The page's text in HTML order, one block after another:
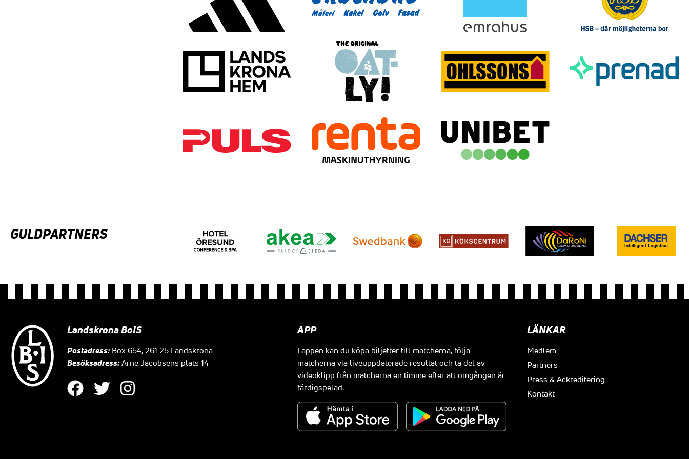
GULDPARTNERS
Landskrona BoIS
Postadress:Box 654, 261 25 Landskrona
Besöksadress:Arne Jacobsens plats 14
APP
I appen kan du köpa biljetter till matcherna, följa
matcherna via liveuppdaterade resultat och ta del av
videoklipp från matcherna en timme efter att omgången är
färdigspelad.
LÄNKAR
Medlem
Partners
Press & Ackreditering
Kontakt